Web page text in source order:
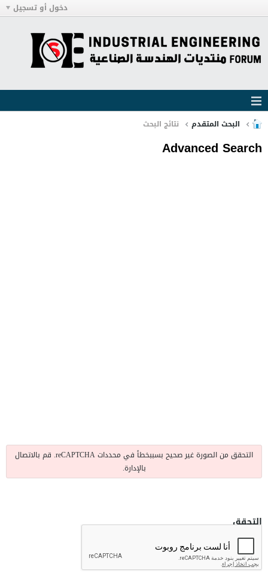
دخول أو تسجيل
البحث المتقدم نتائج البحث
Advanced Search
التحقق من الصورة غير صحيح بسببخطأ في محددات reCAPTCHA. قم بالاتصال
بالإدارة.
التحقق